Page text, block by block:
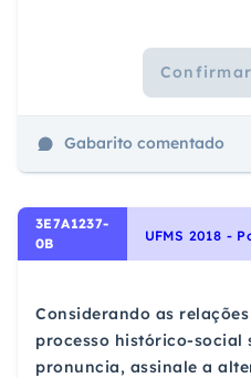
Gabarito comentado
3E7A1237-
0B
Considerando as
processo histórico-social
pronuncia, assinale a